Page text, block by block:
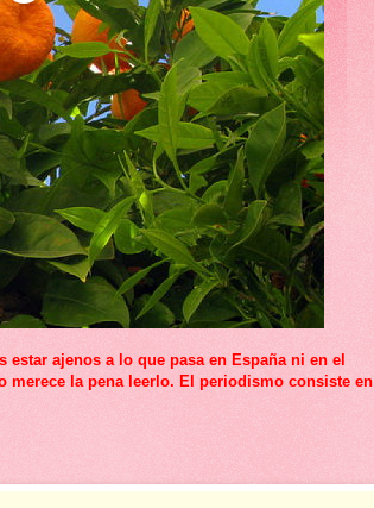
ajenos a lo que pasa en España ni en el
merece la pena leerlo. El periodismo consiste en